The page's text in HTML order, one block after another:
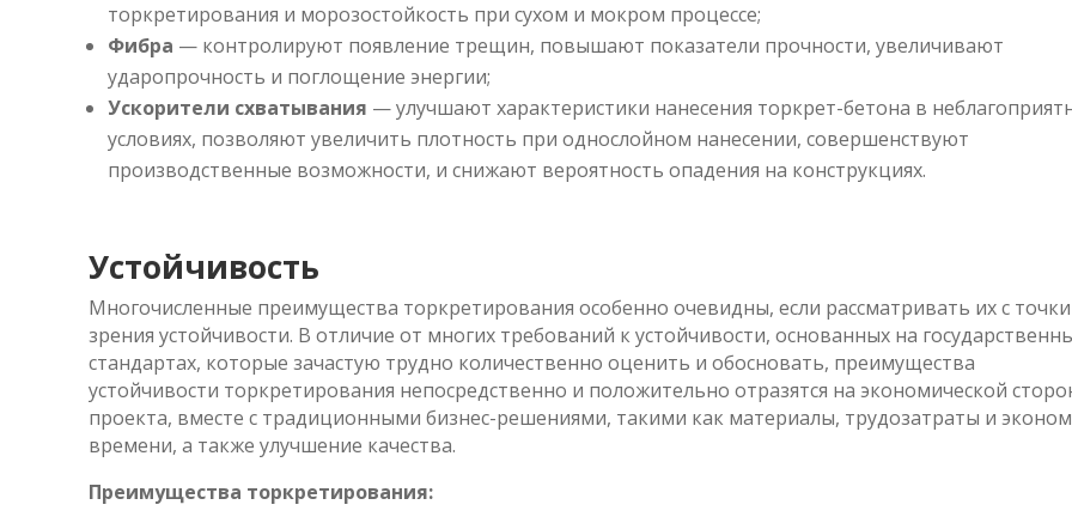
торкретирования и морозостойкость при сухом и мокром процессе;
Фибра — контролируют появление трещин, повышают показатели прочности, увеличивают
ударопрочность и поглощение энергии;
Ускорители схватывания — улучшают характеристики нанесения торкрет-бетона в
условиях, позволяют увеличить плотность при однослойном нанесении, совершенствуют
производственные возможности, и снижают вероятность опадения на конструкциях.
Устойчивость
Многочисленные преимущества торкретирования особенно очевидны, если рассматривать их с точки
зрения устойчивости. В отличие от многих требований к устойчивости, основанных на
стандартах, которые зачастую трудно количественно оценить и обосновать, преимущества
устойчивости торкретирования непосредственно и положительно отразятся на экономической
проекта, вместе с традиционными бизнес-решениями, такими как материалы, трудозатраты и
времени, а также улучшение качества.
Преимущества торкретирования: